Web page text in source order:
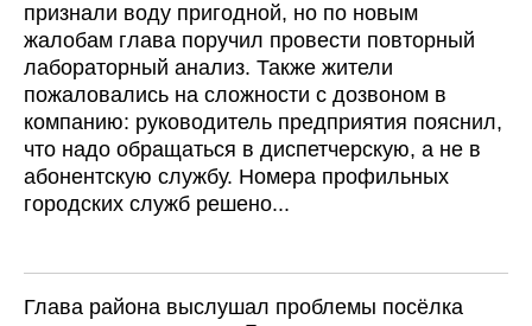
признали воду пригодной, но по новым
жалобам глава поручил провести повторный
лабораторный анализ. Также жители
пожаловались на сложности с дозвоном в
компанию: руководитель предприятия пояснил,
что надо обращаться в диспетчерскую, а не в
абонентскую службу. Номера профильных
городских служб решено...
Глава района выслушал проблемы посёлка